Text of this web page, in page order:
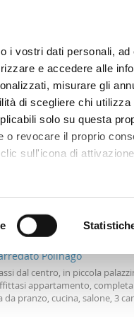
i vostri dati personali,
e accedere alle
misurare gli
di scegliere chi
solo su questa
revocare il proprio
sull'icona di
attivamente
i tuoi dati personali e
consenso in qualsiasi
contenuti ed annunci,
Superficie Locali
5 Loc
Polinago
dal centro, in piccola
appartamento,
da pranzo, cucina, salone, 3